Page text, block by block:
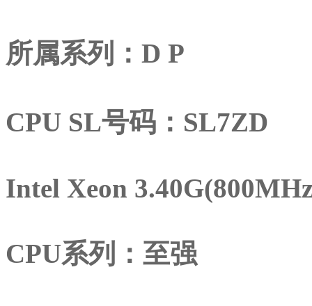
所属系列：D P
CPU SL号码：SL7ZD
Intel Xeon
CPU系列：至强